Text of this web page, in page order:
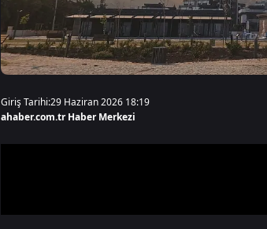
Giriş Tarihi:29 Haziran 2026 18:19
ahaber.com.tr Haber Merkezi